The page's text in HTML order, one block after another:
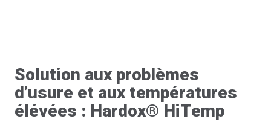
Solution aux problèmes
d’usure et aux températures
élévées : Hardox® HiTemp